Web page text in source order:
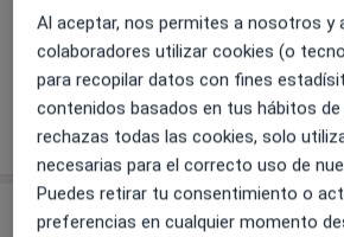
Fotoenvejecimiento
Grasa
Hiperhidrosis
+22
Mostrar mássobre la
Servicios y precios
Al aceptar, nos permites a nosotros y
colaboradores utilizar cookies (o
para recopilar datos con fines
contenidos basados en tus hábitos de
rechazas todas las cookies, solo
necesarias para el correcto uso de
Puedes retirar tu consentimiento o
preferencias en cualquier momento